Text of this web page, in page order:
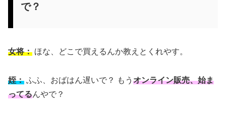
で？
女将： ほな、どこで買えるんか教えとくれやす。
姪： ふふ、おばはん遅いで？ もう オンライン販売、始ま
ってるんやで？